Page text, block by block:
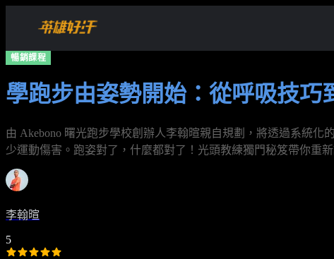
暢銷課程
學跑步由姿勢開始：從呼吸技
由 Akebono 曙光跑步學校創辦人李翰暄親自規劃，將透過系統
少運動傷害。跑姿對了，什麼都對了！光頭教練獨門秘笈帶你重
李翰暄
5